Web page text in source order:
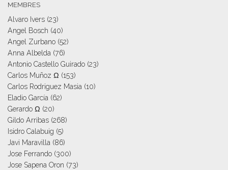
MEMBRES
Alvaro Ivers (23)
Angel Bosch (40)
Angel Zurbano (52)
Anna Albelda (76)
Antonio Castello Guirado (23)
Carlos Muñoz Ω (153)
Carlos Rodriguez Masia (10)
Eladio García (62)
Gerardo Ω (20)
Gildo Arribas (268)
Isidro Calabuig (5)
Javi Maravilla (86)
Jose Ferrando (300)
Jose Sapena Oron (73)